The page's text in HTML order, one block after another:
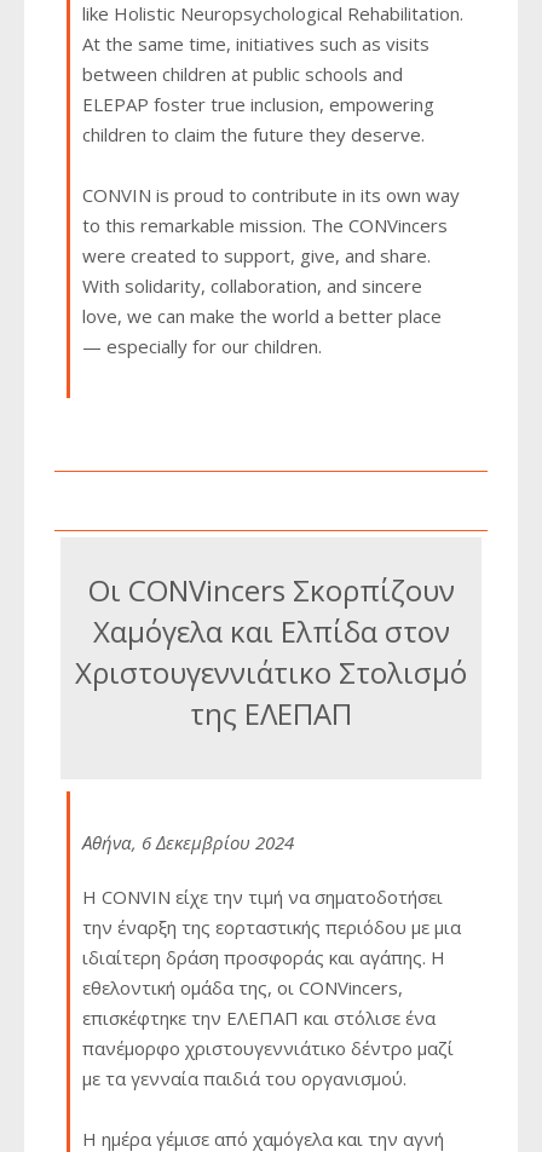
like Holistic Neuropsychological Rehabilitation.
At the same time, initiatives such as visits
between children at public schools and
ELEPAP foster true inclusion, empowering
children to claim the future they deserve.
CONVIN is proud to contribute in its own way
to this remarkable mission. The CONVincers
were created to support, give, and share.
With solidarity, collaboration, and sincere
love, we can make the world a better place
— especially for our children.
Οι CONVincers Σκορπίζουν
Χαμόγελα και Ελπίδα στον
Χριστουγεννιάτικο Στολισμό
της ΕΛΕΠΑΠ
Αθήνα, 6 Δεκεμβρίου 2024
Η CONVIN είχε την τιμή να σηματοδοτήσει
την έναρξη της εορταστικής περιόδου με μια
ιδιαίτερη δράση προσφοράς και αγάπης. Η
εθελοντική ομάδα της, οι CONVincers,
επισκέφτηκε την ΕΛΕΠΑΠ και στόλισε ένα
πανέμορφο χριστουγεννιάτικο δέντρο μαζί
με τα γενναία παιδιά του οργανισμού.
Η ημέρα γέμισε από χαμόγελα και την αγνή